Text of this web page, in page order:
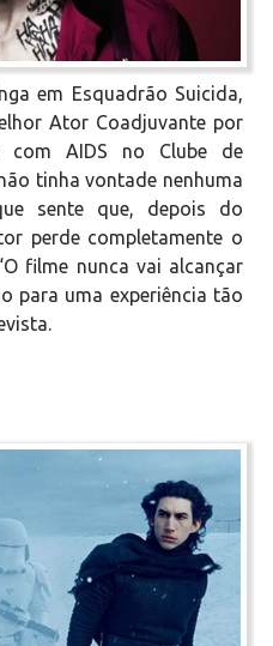
em Esquadrão Suicida,
Ator Coadjuvante por
com AIDS no Clube de
tinha vontade nenhuma
sente que, depois do
perde completamente o
filme nunca vai alcançar
para uma experiência tão